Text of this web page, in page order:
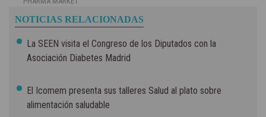
NOTICIAS RELACIONADAS
La SEEN visita el Congreso de los Diputados con la
Asociación Diabetes Madrid
El Icomem presenta sus talleres Salud al plato sobre
alimentación saludable